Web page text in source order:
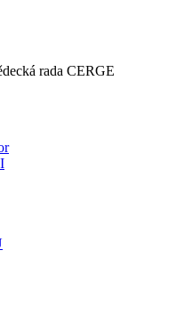
rada CERGE